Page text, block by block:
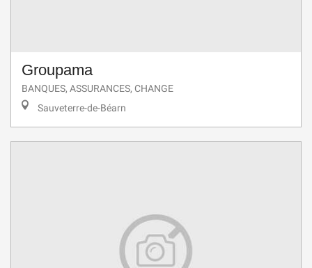
Groupama
BANQUES, ASSURANCES, CHANGE
Sauveterre-de-Béarn